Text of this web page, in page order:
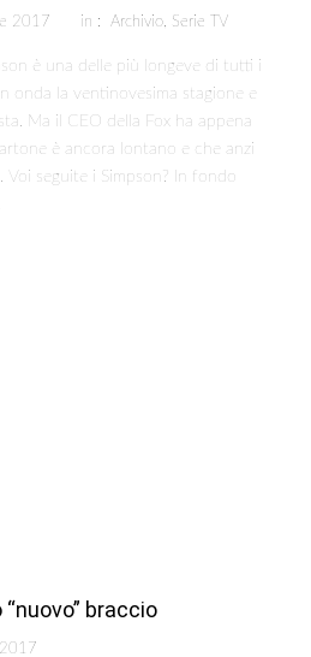
2017 in : Archivio, Serie TV
è una delle più longeve di tutti i
onda la ventinovesima stagione e
Ma il CEO della Fox ha appena
è ancora lontano e che anzi
seguite i Simpson? In fondo
braccio